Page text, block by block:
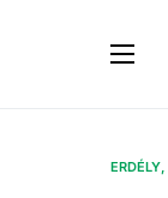
ERDÉLY